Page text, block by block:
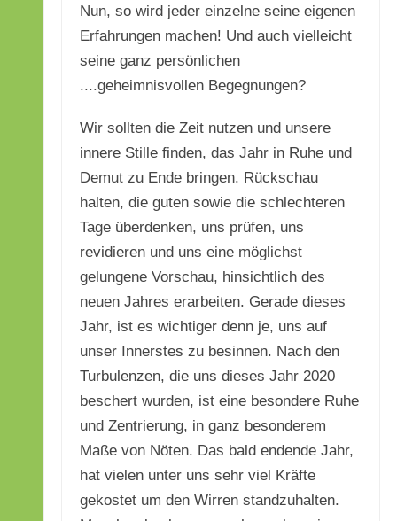
Nun, so wird jeder einzelne seine eigenen
Erfahrungen machen! Und auch vielleicht
seine ganz persönlichen
....geheimnisvollen Begegnungen?
Wir sollten die Zeit nutzen und unsere
innere Stille finden, das Jahr in Ruhe und
Demut zu Ende bringen. Rückschau
halten, die guten sowie die schlechteren
Tage überdenken, uns prüfen, uns
revidieren und uns eine möglichst
gelungene Vorschau, hinsichtlich des
neuen Jahres erarbeiten. Gerade dieses
Jahr, ist es wichtiger denn je, uns auf
unser Innerstes zu besinnen. Nach den
Turbulenzen, die uns dieses Jahr 2020
beschert wurden, ist eine besondere Ruhe
und Zentrierung, in ganz besonderem
Maße von Nöten. Das bald endende Jahr,
hat vielen unter uns sehr viel Kräfte
gekostet um den Wirren standzuhalten.